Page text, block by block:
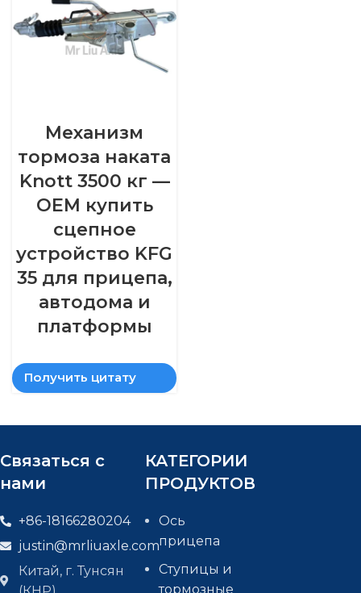
Механизм
тормоза наката
Knott 3500 кг —
OEM купить
сцепное
устройство KFG
35 для прицепа,
автодома и
платформы
Получить цитату
Связаться с
нами
+86-18166280204
justin@mrliuaxle.com
Китай, г. Тунсян
КАТЕГОРИИ
ПРОДУКТОВ
Ось
прицепа
Ступицы и
тормозные